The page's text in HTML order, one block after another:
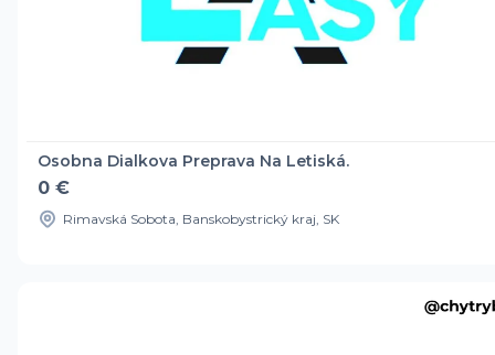
Osobna Dialkova Preprava Na Letiská.
0 €
Rimavská Sobota, Banskobystrický kraj, SK